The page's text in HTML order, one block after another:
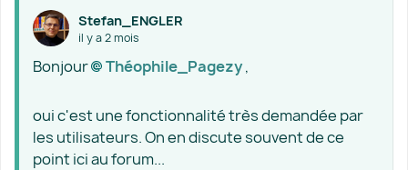
Stefan_ENGLER
il y a 2 mois
Bonjour Théophile_Pagezy​,
oui c'est une fonctionnalité très demandée par
les utilisateurs. On en discute souvent de ce
point ici au forum...